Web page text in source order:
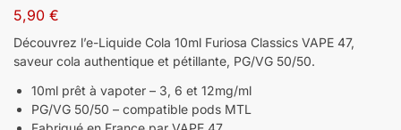
5,90 €
Découvrez l’e-Liquide Cola 10ml Furiosa Classics VAPE 47,
saveur cola authentique et pétillante, PG/VG 50/50.
10ml prêt à vapoter – 3, 6 et 12mg/ml
PG/VG 50/50 – compatible pods MTL